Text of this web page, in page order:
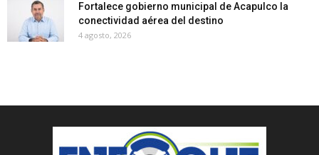
Fortalece gobierno municipal de Acapulco la
conectividad aérea del destino
4 agosto, 2026